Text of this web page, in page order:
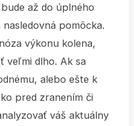
až do úplného
pomôcka.
výkonu kolena,
veľmi dlho. Ak sa
alebo ešte k
pred zranením či
váš aktuálny